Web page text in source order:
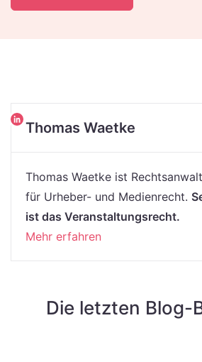
Thomas Waetke
Thomas Waetke ist
für Urheber- und Medienrecht.
ist das Veranstaltungsrecht.
Mehr erfahren
Die letzten Blog-